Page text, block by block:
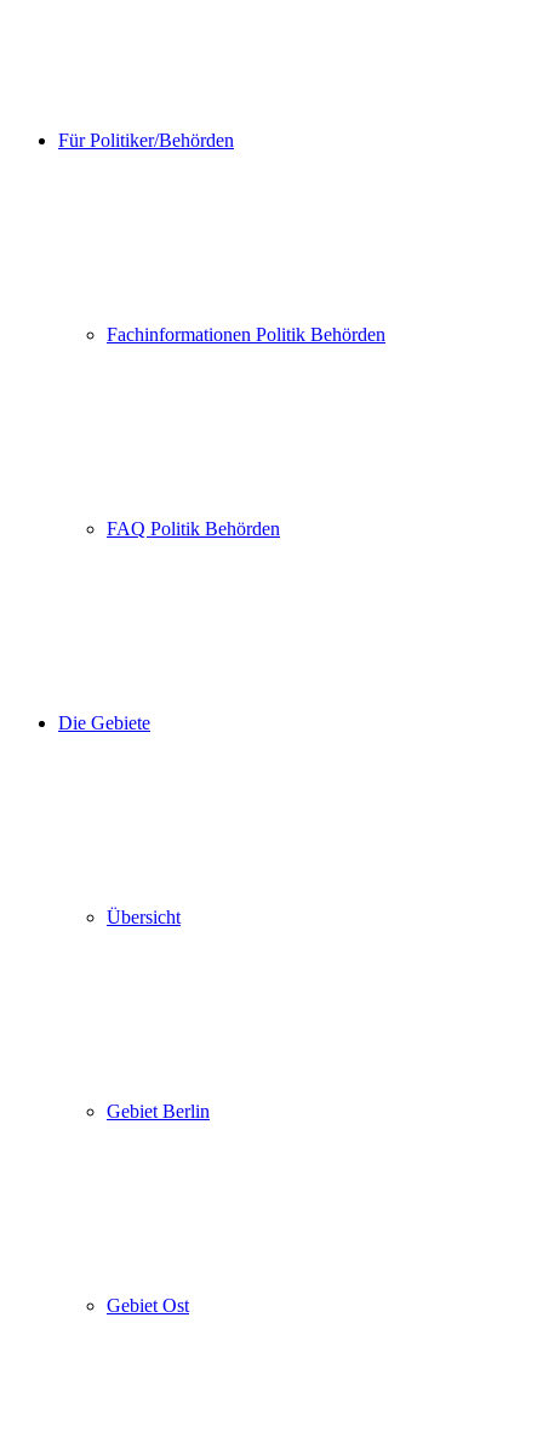
Für Politiker/Behörden
Fachinformationen Politik Behörden
FAQ Politik Behörden
Die Gebiete
Übersicht
Gebiet Berlin
Gebiet Ost